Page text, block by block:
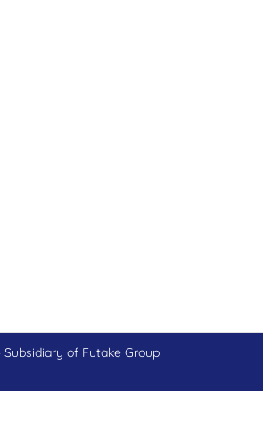
Subsidiary of Futake Group